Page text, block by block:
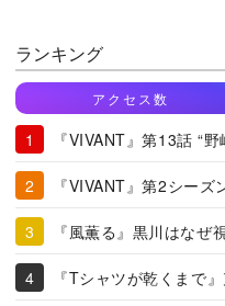
ランキング
アクセス数
『VIVANT』第13話 “
『VIVANT』第2シーズ
『風薫る』黒川はなぜ
『Tシャツが乾くまで